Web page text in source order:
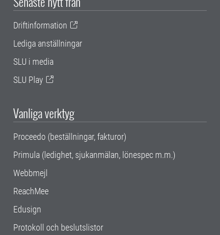
Driftinformation
Lediga anställningar
SLU i media
SLU Play
Vanliga verktyg
Proceedo (beställningar, fakturor)
Primula (ledighet, sjukanmälan, lönespec m.m.)
Webbmejl
ReachMee
Edusign
Protokoll och beslutslistor